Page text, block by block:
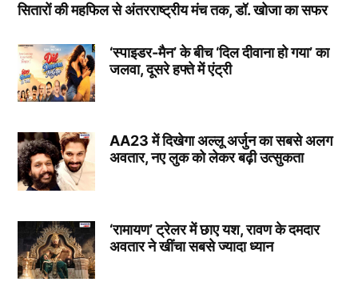
सितारों की महफिल से अंतरराष्ट्रीय मंच तक, डॉ. खोजा का सफर
‘स्पाइडर-मैन’ के बीच ‘दिल दीवाना हो गया’ का
जलवा, दूसरे हफ्ते में एंट्री
AA23 में दिखेगा अल्लू अर्जुन का सबसे अलग
अवतार, नए लुक को लेकर बढ़ी उत्सुकता
‘रामायण’ ट्रेलर में छाए यश, रावण के दमदार
अवतार ने खींचा सबसे ज्यादा ध्यान